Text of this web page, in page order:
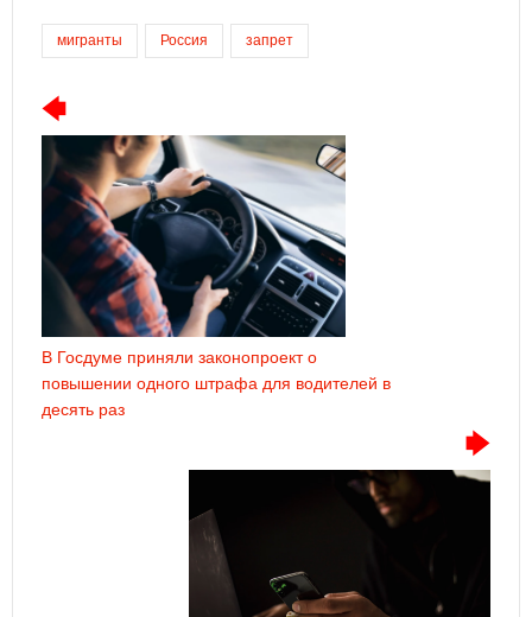
мигранты Россия запрет
В Госдуме приняли законопроект о
повышении одного штрафа для водителей в
десять раз